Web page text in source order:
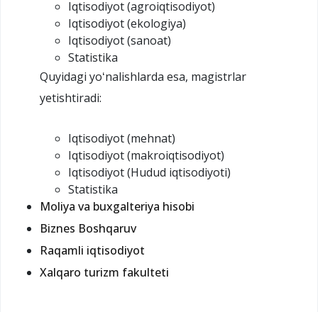
Iqtisodiyot (agroiqtisodiyot)
Iqtisodiyot (ekologiya)
Iqtisodiyot (sanoat)
Statistika
Quyidagi yoʻnalishlarda esa, magistrlar
yetishtiradi:
Iqtisodiyot (mehnat)
Iqtisodiyot (makroiqtisodiyot)
Iqtisodiyot (Hudud iqtisodiyoti)
Statistika
Moliya va buxgalteriya hisobi
Biznes Boshqaruv
Raqamli iqtisodiyot
Xalqaro turizm fakulteti